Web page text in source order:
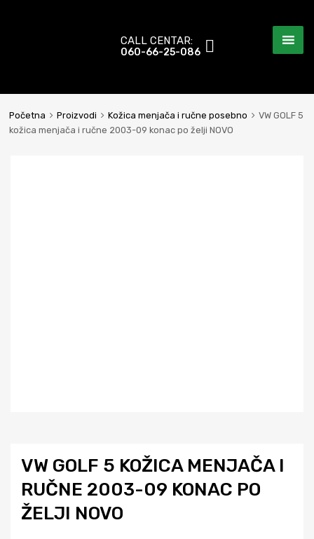
CALL CENTAR:
060-66-25-086
Početna Proizvodi Kožica menjača i ručne posebno
VW GOLF 5
kožica menjača i ručne 2003-09 konac po želji NOVO
VW GOLF 5 KOŽICA MENJAČA I
RUČNE 2003-09 KONAC PO
ŽELJI NOVO